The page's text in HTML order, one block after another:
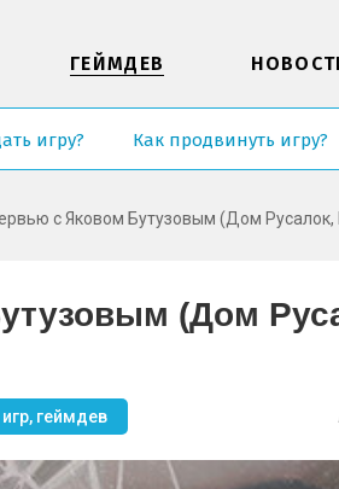
ГЕЙМДЕВ
игру? Как продвинуть игру?
с Яковом Бутузовым (Дом Русалок,
(Дом
геймдев